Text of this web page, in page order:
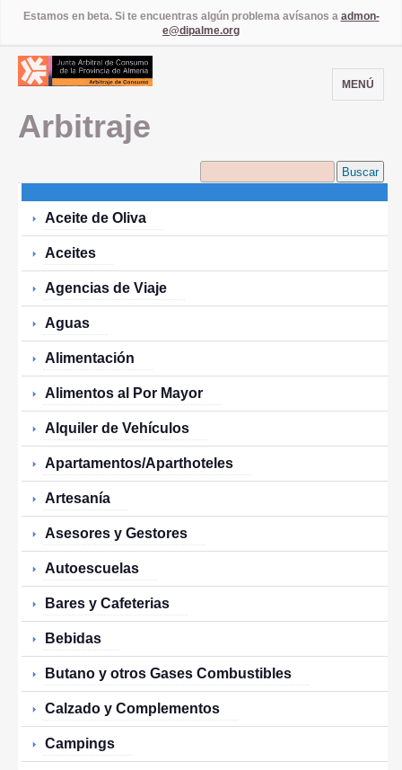
Estamos en beta. Si te encuentras algún problema avísanos a admon-
e@dipalme.org
MENÚ
Arbitraje
Buscar
Aceite de Oliva
Aceites
Agencias de Viaje
Aguas
Alimentación
Alimentos al Por Mayor
Alquiler de Vehículos
Apartamentos/Aparthoteles
Artesanía
Asesores y Gestores
Autoescuelas
Bares y Cafeterias
Bebidas
Butano y otros Gases Combustibles
Calzado y Complementos
Campings